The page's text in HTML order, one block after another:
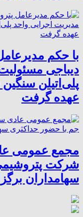
با حکم
دیباجی
پلی‌اتیلن
عهده گرفت
مجمع عمومی
شرکت
سهامداران